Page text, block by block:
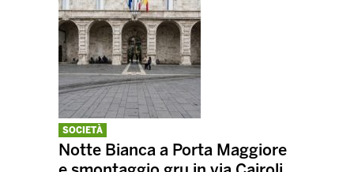
SOCIETÀ
Notte Bianca a Porta Maggiore